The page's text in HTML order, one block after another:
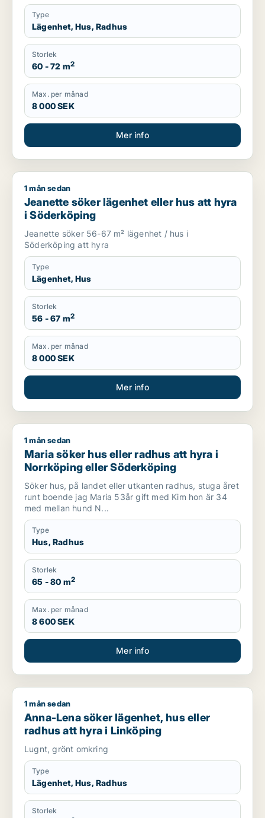
Type
Lägenhet, Hus, Radhus
Storlek
60 - 72 m2
Max. per månad
8 000 SEK
Mer info
Jeanette söker lägenhet eller hus att hyra i Söderköping
1 mån sedan
Jeanette söker lägenhet eller hus att hyra
i Söderköping
Jeanette söker 56-67 m² lägenhet / hus i
Söderköping att hyra
Type
Lägenhet, Hus
Storlek
56 - 67 m2
Max. per månad
8 000 SEK
Mer info
Maria söker hus eller radhus att hyra i Norrköping eller
1 mån sedan
Maria söker hus eller radhus att hyra i
Norrköping eller Söderköping
Söker hus, på landet eller utkanten radhus, stuga året
runt boende jag Maria 53år gift med Kim hon är 34
med mellan hund N...
Type
Hus, Radhus
Storlek
65 - 80 m2
Max. per månad
8 600 SEK
Mer info
Anna-Lena söker lägenhet, hus eller radhus att hyra i
1 mån sedan
Anna-Lena söker lägenhet, hus eller
radhus att hyra i Linköping
Lugnt, grönt omkring
Type
Lägenhet, Hus, Radhus
Storlek